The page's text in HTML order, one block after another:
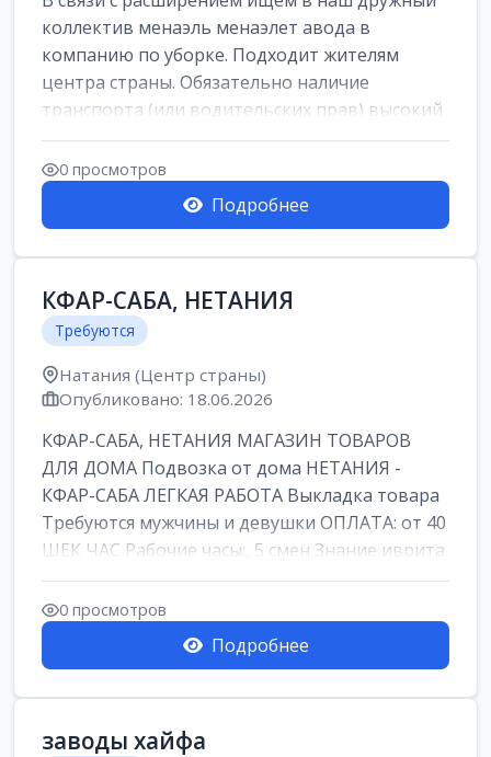
коллектив менаэль менаэлет авода в
компанию по уборке. Подходит жителям
центра страны. Обязательно наличие
транспорта (или водительских прав) высокий
уровень и...
0 просмотров
Подробнее
КФАР-САБА, НЕТАНИЯ
Требуются
Натания (Центр страны)
Опубликовано: 18.06.2026
КФАР-САБА, НЕТАНИЯ МАГАЗИН ТОВАРОВ
ДЛЯ ДОМА Подвозка от дома НЕТАНИЯ -
КФАР-САБА ЛЕГКАЯ РАБОТА Выкладка товара
Требуются мужчины и девушки ОПЛАТА: от 40
ШЕК ЧАС Рабочие часы:, 5 смен Знание иврита
не ...
0 просмотров
Подробнее
заводы хайфа